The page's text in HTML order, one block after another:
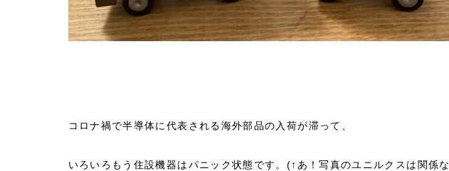
コロナ禍で半導体に代表される海外部品の入荷が滞って、
いろいろもう住設機器はパニック状態です。(↑あ！写真のユニルクスは関係な